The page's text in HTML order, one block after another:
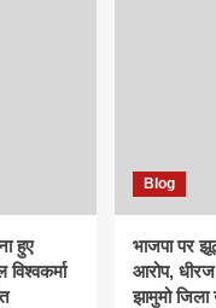
हुए
Blog
भाजपा पर
आरोप,
झामुमो जिला